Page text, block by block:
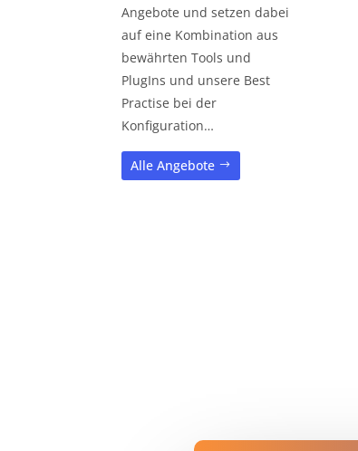
Angebote und setzen dabei
auf eine Kombination aus
bewährten Tools und
PlugIns und unsere Best
Practise bei der
Konfiguration…
Alle Angebote